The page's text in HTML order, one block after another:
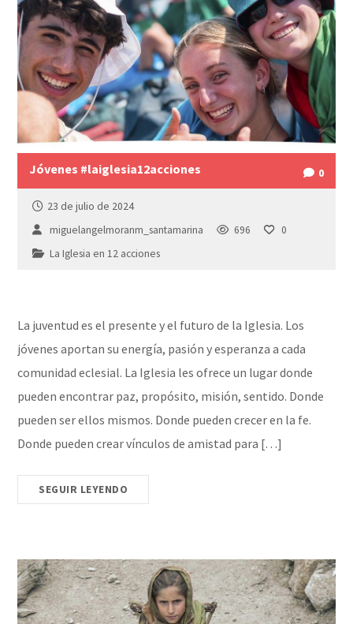
Jóvenes #laiglesia12acciones 0
23 de julio de 2024
miguelangelmoranm_santamarina
696
0
La Iglesia en 12 acciones
La juventud es el presente y el futuro de la Iglesia. Los
jóvenes aportan su energía, pasión y esperanza a cada
comunidad eclesial. La Iglesia les ofrece un lugar donde
pueden encontrar paz, propósito, misión, sentido. Donde
pueden ser ellos mismos. Donde pueden crecer en la fe.
Donde pueden crear vínculos de amistad para […]
SEGUIR LEYENDO